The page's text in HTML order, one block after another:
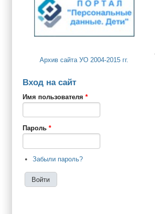
Архив сайта УО 2004-2015 гг.
Вход на сайт
Имя пользователя *
Пароль *
Забыли пароль?